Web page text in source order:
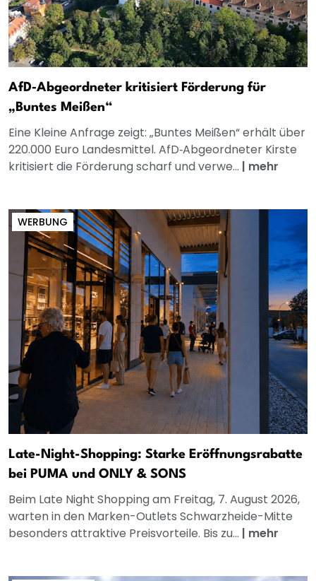
AfD‑Abgeordneter kritisiert Förderung für
„Buntes Meißen“
Eine Kleine Anfrage zeigt: „Buntes Meißen“ erhält über
220.000 Euro Landesmittel. AfD‑Abgeordneter Kirste
kritisiert die Förderung scharf und verwe... | mehr
WERBUNG
Late-Night-Shopping: Starke Eröffnungsrabatte
bei PUMA und ONLY & SONS
Beim Late Night Shopping am Freitag, 7. August 2026,
warten in den Marken-Outlets Schwarzheide-Mitte
besonders attraktive Preisvorteile. Bis zu... | mehr